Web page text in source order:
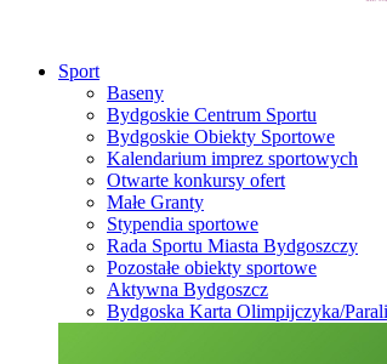
Sport
Baseny
Bydgoskie Centrum Sportu
Bydgoskie Obiekty Sportowe
Kalendarium imprez sportowych
Otwarte konkursy ofert
Małe Granty
Stypendia sportowe
Rada Sportu Miasta Bydgoszczy
Pozostałe obiekty sportowe
Aktywna Bydgoszcz
Bydgoska Karta Olimpijczyka/